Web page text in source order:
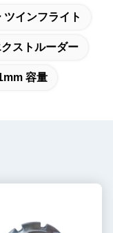
インフライト
ストルーダー
容量